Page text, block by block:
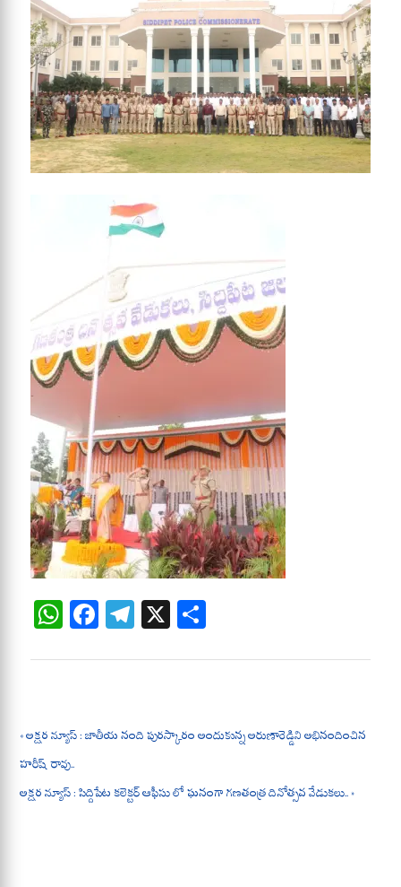
W
ha
ts
pp
Fa
ce
bo
Te
le
gr
m
X ha
re
« అక్షర న్యూస్ : జాతీయ నంది పురస్కారం అందుకున్న అరుణారెడ్డిని అభినందించిన
హరీష్ రావు..
అక్షర న్యూస్ : సిద్దిపేట కలెక్టర్ ఆఫీసు లో ఘనంగా గణతంత్ర దినోత్సవ వేడుకలు.. »